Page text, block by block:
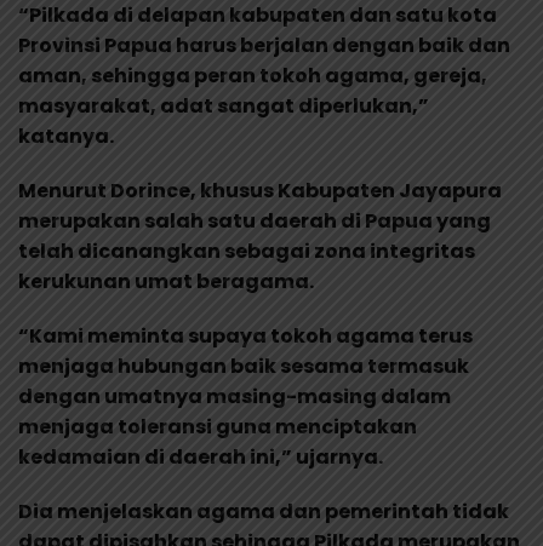
“Pilkada di delapan kabupaten dan satu kota
Provinsi Papua harus berjalan dengan baik dan
aman, sehingga peran tokoh agama, gereja,
masyarakat, adat sangat diperlukan,”
katanya.
Menurut Dorince, khusus Kabupaten Jayapura
merupakan salah satu daerah di Papua yang
telah dicanangkan sebagai zona integritas
kerukunan umat beragama.
“Kami meminta supaya tokoh agama terus
menjaga hubungan baik sesama termasuk
dengan umatnya masing-masing dalam
menjaga toleransi guna menciptakan
kedamaian di daerah ini,” ujarnya.
Dia menjelaskan agama dan pemerintah tidak